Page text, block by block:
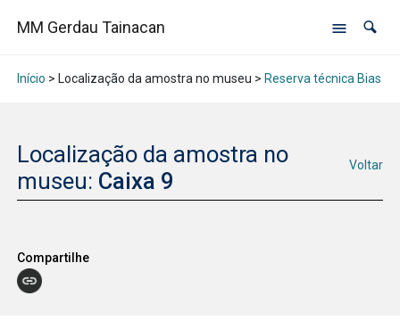
MM Gerdau Tainacan
Início > Localização da amostra no museu > Reserva técnica Bias
Localização da amostra no
museu: Caixa 9
Voltar
Compartilhe